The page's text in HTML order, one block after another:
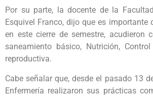
Por su parte, la docente de la
Esquivel Franco, dijo que es
en este cierre de semestre,
saneamiento básico, Nutrición,
reproductiva.
Cabe señalar que, desde el pasado 13
Enfermería realizaron sus prácticas